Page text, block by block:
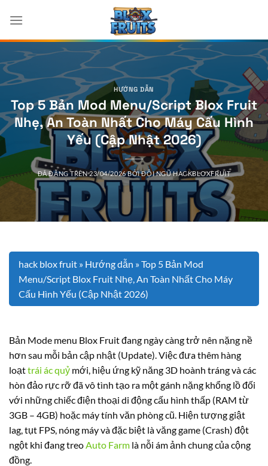
đến
nội
dung
HƯỚNG DẪN
Top 5 Bản Mod Menu/Script Blox Fruit
Nhẹ, An Toàn Nhất Cho Máy Cấu Hình
Yếu (Cập Nhật 2026)
ĐÃ ĐĂNG TRÊN23/04/2026BỞIĐỘI NGŨ HACKBLOXFRUIT
hack blox fruit » Hướng dẫn »Top 5 Bản Mod
Menu/Script Blox Fruit Nhẹ, An Toàn Nhất Cho Máy
Cấu Hình Yếu (Cập Nhật 2026)
Bản Mode menu Blox Fruit đang ngày càng trở nên nặng nề
hơn sau mỗi bản cập nhật (Update). Việc đưa thêm hàng
loạttrái ác quỷ mới, hiệu ứng kỹ năng 3D hoành tráng và các
hòn đảo rực rỡ đã vô tình tạo ra một gánh nặng khổng lồ đối
với những chiếc điện thoại di động cấu hình thấp (RAM từ
3GB – 4GB) hoặc máy tính văn phòng cũ. Hiện tượng giật
lag, tụt FPS, nóng máy và đặc biệt là văng game (Crash) đột
ngột khi đang treoAuto Farm là nỗi ám ảnh chung của cộng
đồng.